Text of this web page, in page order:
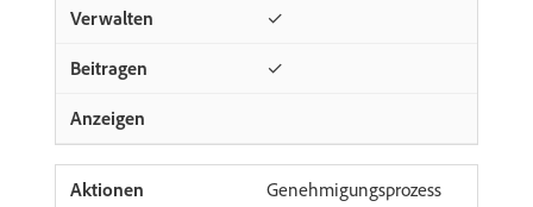
✓
✓
Genehmigungsprozess